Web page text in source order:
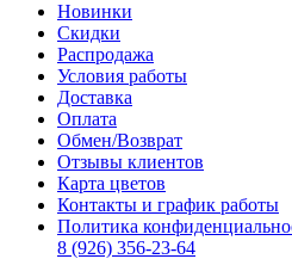
Новинки
Скидки
Распродажа
Условия работы
Доставка
Оплата
Обмен/Возврат
Отзывы клиентов
Карта цветов
Контакты и график работы
Политика
8 (926) 356-23-64